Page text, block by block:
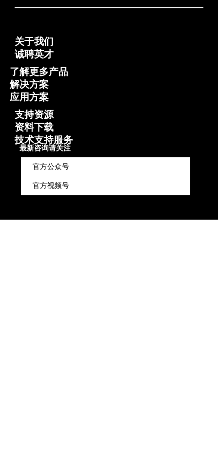
关于我们
诚聘英才
了解更多产品
解决方案
应用方案
支持资源
资料下载
技术支持服务
最新咨询请关注
官方公众号
官方视频号